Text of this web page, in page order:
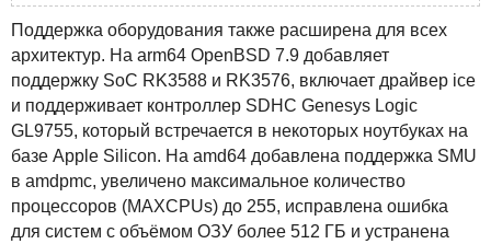
Поддержка оборудования также расширена для всех
архитектур. На arm64 OpenBSD 7.9 добавляет
поддержку SoC RK3588 и RK3576, включает драйвер ice
и поддерживает контроллер SDHC Genesys Logic
GL9755, который встречается в некоторых ноутбуках на
базе Apple Silicon. На amd64 добавлена поддержка SMU
в amdpmc, увеличено максимальное количество
процессоров (MAXCPUs) до 255, исправлена ошибка
для систем с объёмом ОЗУ более 512 ГБ и устранена